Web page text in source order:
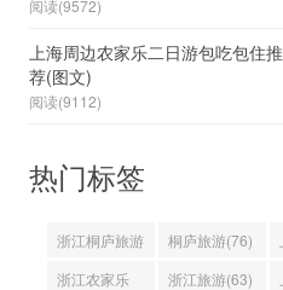
阅读(9572)
上海周边农家乐二日游包吃包住推
荐(图文)
阅读(9112)
热门标签
浙江桐庐旅游
(98)
桐庐旅游(76)
浙江农家乐
浙江旅游(63)